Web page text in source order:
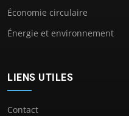
Économie circulaire
Énergie et environnement
LIENS UTILES
Contact